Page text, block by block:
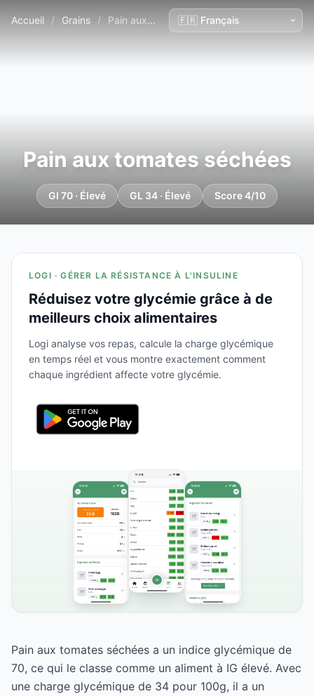
Accueil / Grains / Pain aux tomates séchées
Pain aux tomates séchées
GI 70 · Élevé GL 34 · Élevé Score 4/10
LOGI · GÉRER LA RÉSISTANCE À L'INSULINE
Réduisez votre glycémie grâce à de
meilleurs choix alimentaires
Logi analyse vos repas, calcule la charge glycémique
en temps réel et vous montre exactement comment
chaque ingrédient affecte votre glycémie.
Pain aux tomates séchées a un indice glycémique de
70, ce qui le classe comme un aliment à IG élevé. Avec
une charge glycémique de 34 pour 100g, il a un